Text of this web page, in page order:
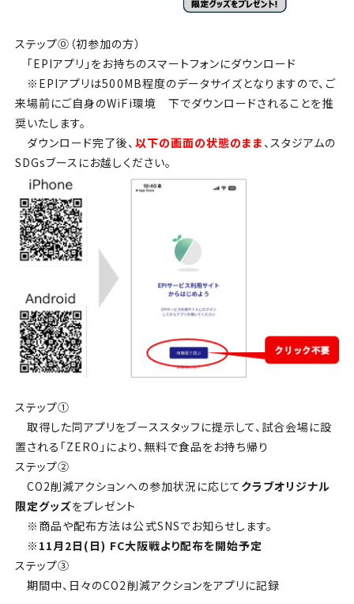
ステップ⓪（初参加の方）
「EPIアプリ」をお持ちのスマートフォンにダウンロード
※EPIアプリは500MB程度のデータサイズとなりますので、ご
来場前にご自身のWiFi環境 下でダウンロードされることを推
奨いたします。
ダウンロード完了後、 以下の画面の状態のまま 、スタジアムの
SDGsブースにお越しください。
ステップ①
取得した同アプリをブーススタッフに提示して、試合会場に設
置される「ZERO」により、無料で食品をお持ち帰り
ステップ②
CO2削減アクションへの参加状況に応じて クラブオリジナル
限定グッズをプレゼント
※商品や配布方法は公式SNSでお知らせします。
※11月2日(日) FC大阪戦より配布を開始予定
ステップ③
期間中、日々のCO2削減アクションをアプリに記録